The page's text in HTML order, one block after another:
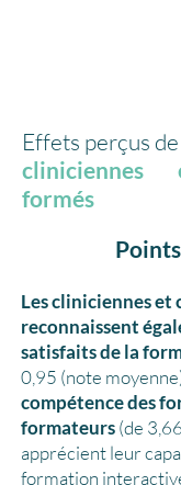
Effets perçus
cliniciennes
formés
Les cliniciennes et
reconnaissent
satisfaits de la
0,95 (note
compétence des
formateurs(de
apprécient leur
formation